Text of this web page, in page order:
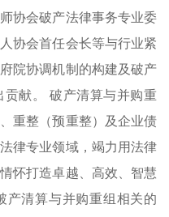
协会破产法律事务专业委
协会首任会长等与行业紧
院协调机制的构建及破产
献。 破产清算与并购重
重整（预重整）及企业债
律专业领域，竭力用法律
怀打造卓越、高效、智慧
产清算与并购重组相关的